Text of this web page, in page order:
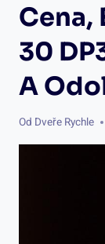
Cena,
30
A
Od Dveře Rychle